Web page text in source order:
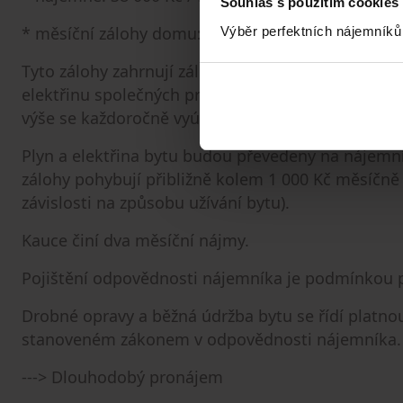
Výběr perfektních
* měsíční zálohy domu: 1 590 Kč.
Tyto zálohy zahrnují zálohy na vodu pro jednu
elektřinu společných prostor, výtah, úklid
výše se každoročně vyúčtovává a upravuje podle
Plyn a elektřina bytu budou převedeny na
zálohy pohybují přibližně kolem 1 000 Kč
závislosti na způsobu užívání bytu).
Kauce činí dva měsíční nájmy.
Pojištění odpovědnosti nájemníka je podmínkou
Drobné opravy a běžná údržba bytu se řídí
stanoveném zákonem v odpovědnosti nájemníka.
---> Dlouhodobý pronájem